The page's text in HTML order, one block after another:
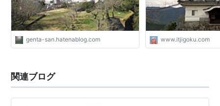
genta-san.hatenablog.com www.itjigoku.com
関連ブログ